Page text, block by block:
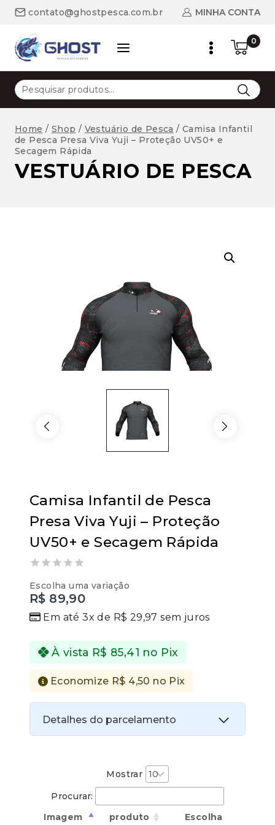
contato@ghostpesca.com.br MINHA CONTA
0
Pesquisar
por:
Home / Shop / Vestuário de Pesca / Camisa Infantil
de Pesca Presa Viva Yuji – Proteção UV50+ e
Secagem Rápida
VESTUÁRIO DE PESCA
Camisa Infantil de Pesca
Presa Viva Yuji – Proteção
UV50+ e Secagem Rápida
out
of
5
Escolha uma variação
R$ 89,90
Em até 3x de R$ 29,97 sem juros
À vista R$ 85,41 no Pix
Economize R$ 4,50 no Pix
Detalhes do parcelamento
Aprovação imediata
Economize
Mostrar
Procurar:
Imagem
produto Escolha